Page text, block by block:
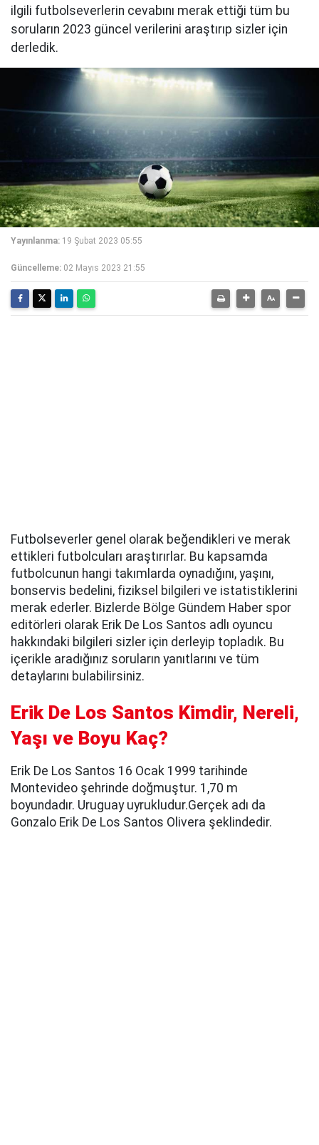
ilgili futbolseverlerin cevabını merak ettiği tüm bu
soruların 2023 güncel verilerini araştırıp sizler için
derledik.
Yayınlanma: 19 Şubat 2023 05:55
Güncelleme: 02 Mayıs 2023 21:55
Futbolseverler genel olarak beğendikleri ve merak
ettikleri futbolcuları araştırırlar. Bu kapsamda
futbolcunun hangi takımlarda oynadığını, yaşını,
bonservis bedelini, fiziksel bilgileri ve istatistiklerini
merak ederler. Bizlerde Bölge Gündem Haber spor
editörleri olarak Erik De Los Santos adlı oyuncu
hakkındaki bilgileri sizler için derleyip topladık. Bu
içerikle aradığınız soruların yanıtlarını ve tüm
detaylarını bulabilirsiniz.
Erik De Los Santos Kimdir, Nereli,
Yaşı ve Boyu Kaç?
Erik De Los Santos 16 Ocak 1999 tarihinde
Montevideo şehrinde doğmuştur. 1,70 m
boyundadır. Uruguay uyrukludur.Gerçek adı da
Gonzalo Erik De Los Santos Olivera şeklindedir.